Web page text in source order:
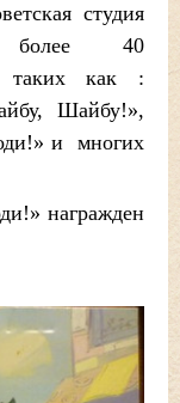
студия
более 40
таких как :
Шайбу!»,
и многих
награжден